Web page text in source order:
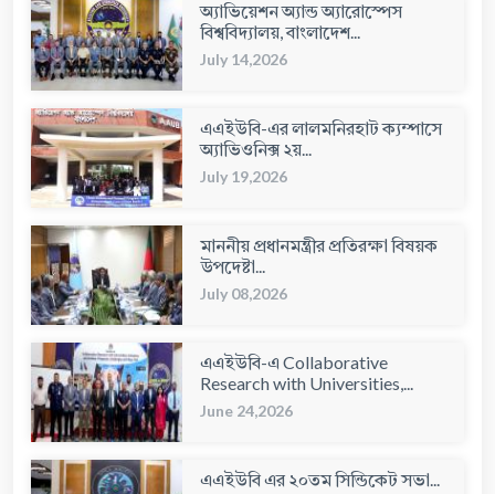
অ্যাভিয়েশন অ্যান্ড অ্যারোস্পেস
বিশ্ববিদ্যালয়, বাংলাদেশ...
July 14,2026
এএইউবি-এর লালমনিরহাট ক্যম্পাসে
অ্যাভিওনিক্স ২য়...
July 19,2026
মাননীয় প্রধানমন্ত্রীর প্রতিরক্ষা বিষয়ক
উপদেষ্টা...
July 08,2026
এএইউবি-এ Collaborative
Research with Universities,...
June 24,2026
এএইউবি এর ২০তম সিন্ডিকেট সভা...